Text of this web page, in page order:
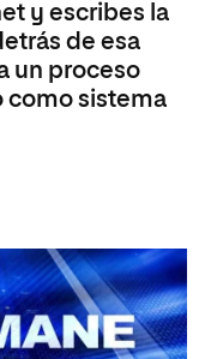
y escribes la
de esa
un proceso
sistema